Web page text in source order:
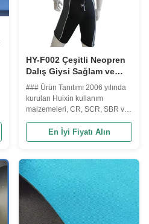
HY-F002 Çeşitli Neopren
Dalış Giysi Sağlam ve
Dayanıklı
### Ürün Tanıtımı 2006 yılında
kurulan Huixin kullanım
malzemeleri, CR, SCR, SBR ve
bölünmüş film ve çeşitli kauçuk
(NEOPREN) dalış
çeşitli köpüklerin
uzmanlaşmıştır. SBR ve CR'yi
çeşitli kalınlıklarda, kaba
kabartmalı, ince kabartmalı, ...
En İyi Fiyatı Alın